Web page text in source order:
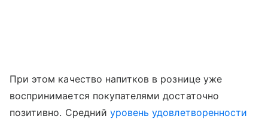
При этом качество напитков в рознице уже
воспринимается покупателями достаточно
позитивно. Средний уровень удовлетворенности